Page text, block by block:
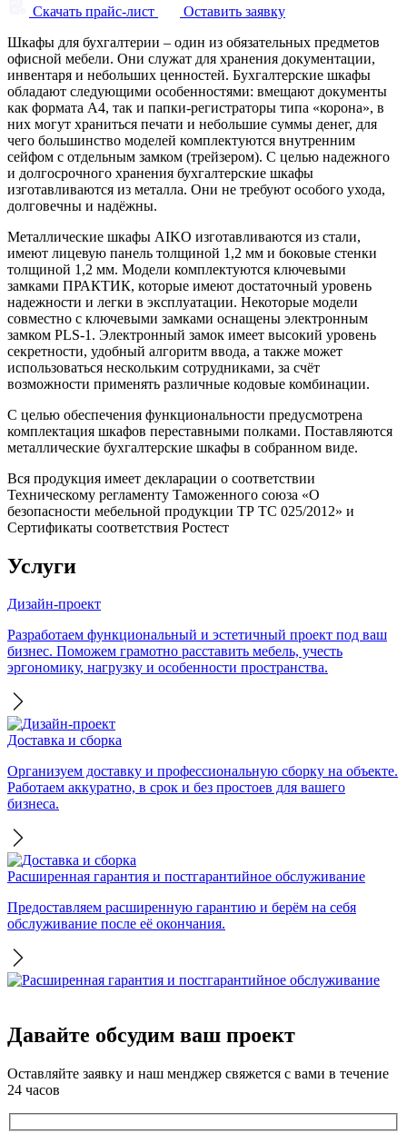
Скачать прайс-лист
Оставить заявку
Шкафы для бухгалтерии – один из обязательных предметов
офисной мебели. Они служат для хранения документации,
инвентаря и небольших ценностей. Бухгалтерские шкафы
oбладают следующими особенностями: вмещают документы
как формата A4, так и папки-регистраторы типа «корона», в
них могут храниться печати и небольшие суммы денег, для
чего большинство моделей комплектуются внутренним
сейфом с отдельным замком (трейзером). С целью надежного
и долгосрочного хранения бухгалтерские шкафы
изготавливаются из металла. Они не требуют особого ухода,
долговечны и надёжны.
Металлические шкафы AIKO изготавливаются из стали,
имеют лицевую панель толщиной 1,2 мм и боковые стенки
толщиной 1,2 мм. Модели комплектуются ключевыми
замками ПРАКТИК, которые имеют достаточный уровень
надежности и легки в эксплуатации. Некоторые модели
совместно с ключевыми замками оснащены электронным
замком PLS-1. Электронный замок имеет высокий уровень
секретности, удобный алгоритм ввода, а также может
использоваться нескольким сотрудниками, за счёт
возможности применять различные кодовые комбинации.
С целью обеспечения функциональности предусмотрена
комплектация шкафов переставными полками. Поставляются
металлические бухгалтерские шкафы в собранном виде.
Вся продукция имеет декларации о соответствии
Техническому регламенту Таможенного союза «О
безопасности мебельной продукции ТР ТС 025/2012» и
Сертификаты соответствия Ростест
Услуги
Дизайн-проект
Разработаем функциональный и эстетичный проект под ваш
бизнес. Поможем грамотно расставить мебель, учесть
эргономику, нагрузку и особенности пространства.
Доставка и сборка
Организуем доставку и профессиональную сборку на объекте.
Работаем аккуратно, в срок и без простоев для вашего
бизнеса.
Расширенная гарантия и постгарантийное обслуживание
Предоставляем расширенную гарантию и берём на себя
обслуживание после её окончания.
Давайте обсудим ваш проект
Оставляйте заявку и наш менджер свяжется с вами в течение
24 часов